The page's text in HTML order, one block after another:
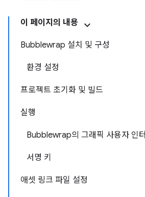
이 페이지의 내용
Bubblewrap 설치 및 구성
환경 설정
프로젝트 초기화 및 빌드
실행
Bubblewrap의 그래픽 사용자 인
서명 키
애셋 링크 파일 설정